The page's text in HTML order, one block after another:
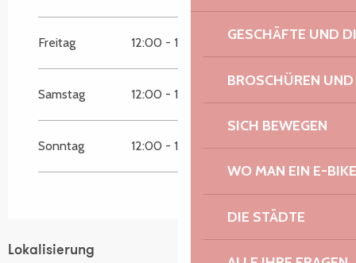
GESCHÄFTE UND
BROSCHÜREN
SICH BEWEGEN
WO MAN EIN E-
DIE STÄDTE
Freitag 12:00 - 14:00 19:00 - 21:00
Samstag 12:00 - 14:00
Sonntag 12:00 - 14:00 19:00 - 21:00
Lokalisierung